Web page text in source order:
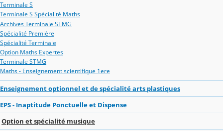
Terminale S
Terminale S Spécialité Maths
Archives Terminale STMG
Spécialité Première
Spécialité Terminale
Option Maths Expertes
Terminale STMG
Maths - Enseignement scientifique 1ere
Enseignement optionnel et de spécialité arts plastiques
EPS - Inaptitude Ponctuelle et Dispense
Option et spécialité musique